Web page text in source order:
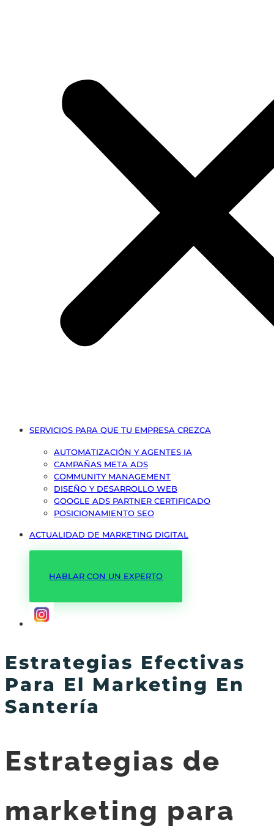
SERVICIOS PARA QUE TU EMPRESA CREZCA
AUTOMATIZACIÓN Y AGENTES IA
CAMPAÑAS META ADS
COMMUNITY MANAGEMENT
DISEÑO Y DESARROLLO WEB
GOOGLE ADS PARTNER CERTIFICADO
POSICIONAMIENTO SEO
ACTUALIDAD DE MARKETING DIGITAL
HABLAR CON UN EXPERTO
Estrategias Efectivas
Para El Marketing En
Santería
Estrategias de
marketing para